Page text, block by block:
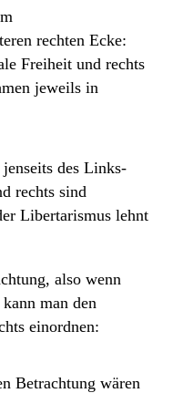
rechten Ecke:
Freiheit und rechts
jeweils in
des Links-
rechts sind
Libertarismus lehnt
also wenn
man den
einordnen:
Betrachtung wären